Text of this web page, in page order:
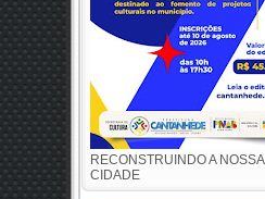
RECONSTRUINDO A NOSSA
CIDADE